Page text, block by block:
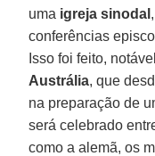
uma igreja sinodal
conferências
Isso foi feito,
Austrália, que
na preparação de
será celebrado
como a alemã, os